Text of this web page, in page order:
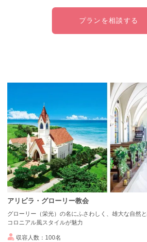
プランを相談する
アリビラ・グローリー教会
グローリー（栄光）の名にふさわしく、雄大な自然
コロニアル風スタイルが魅力
収容人数：100名